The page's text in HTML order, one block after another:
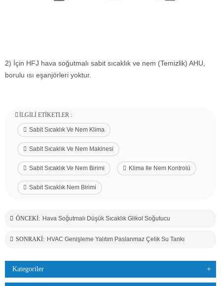
2) İçin HFJ hava soğutmalı sabit sıcaklık ve nem (Temizlik) AHU,
borulu ısı eşanjörleri yoktur.
İLGILI ETIKETLER :
Sabit Sıcaklık Ve Nem Klima
Sabit Sıcaklık Ve Nem Makinesi
Sabit Sıcaklık Ve Nem Birimi Klima Ile Nem Kontrolü
Sabit Sıcaklık Nem Birimi
ÖNCEKI: Hava Soğutmalı Düşük Sıcaklık Glikol Soğutucu
SONRAKI: HVAC Genişleme Yalıtım Paslanmaz Çelik Su Tankı
Kategoriler